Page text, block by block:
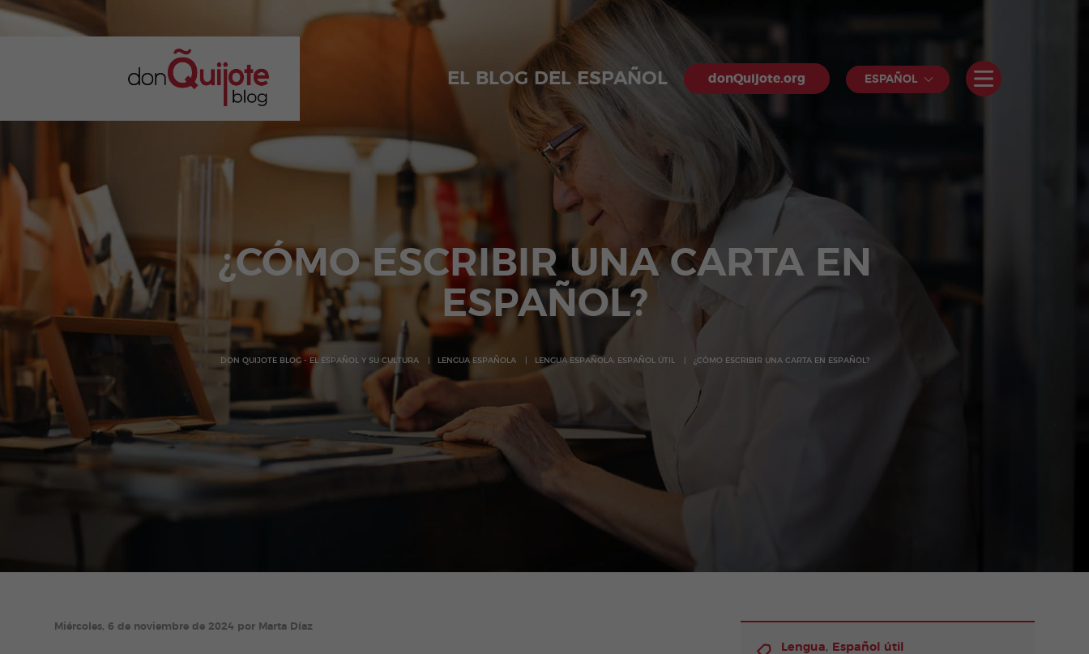
EL BLOG DEL ESPAÑOL donQuijote.org ESPAÑOL
¿CÓMO ESCRIBIR UNA CARTA EN
ESPAÑOL?
DON QUIJOTE BLOG - EL ESPAÑOL Y SU CULTURA LENGUA ESPAÑOLA LENGUA ESPAÑOLA: ESPAÑOL ÚTIL ¿CÓMO ESCRIBIR UNA CARTA EN ESPAÑOL?
Miércoles, 6 de noviembre de 2024 por Marta Díaz
Lengua, Español útil